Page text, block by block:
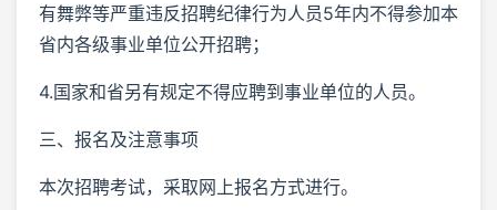
有舞弊等严重违反招聘纪律行为人员5年内不得参加本
省内各级事业单位公开招聘；
4.国家和省另有规定不得应聘到事业单位的人员。
三、报名及注意事项
本次招聘考试，采取网上报名方式进行。